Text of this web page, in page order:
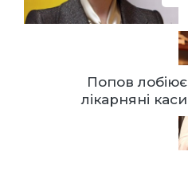
Попов лобіює
лікарняні каси